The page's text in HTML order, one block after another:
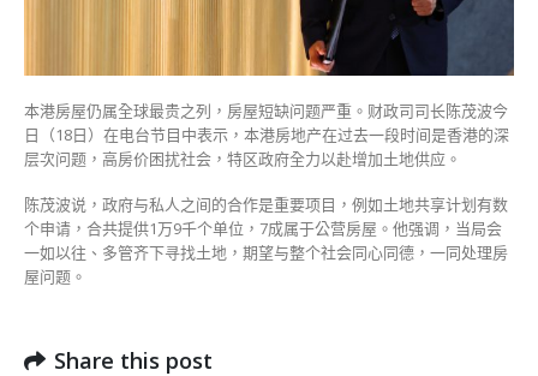
理
房
屋
问
题〉
中
本港房屋仍属全球最贵之列，房屋短缺问题严重。财政司司长陈茂波今
日（18日）在电台节目中表示，本港房地产在过去一段时间是香港的深
层次问题，高房价困扰社会，特区政府全力以赴增加土地供应。
陈茂波说，政府与私人之间的合作是重要项目，例如土地共享计划有数
个申请，合共提供1万9千个单位，7成属于公营房屋。他强调，当局会
一如以往、多管齐下寻找土地，期望与整个社会同心同德，一同处理房
屋问题。
Share this post